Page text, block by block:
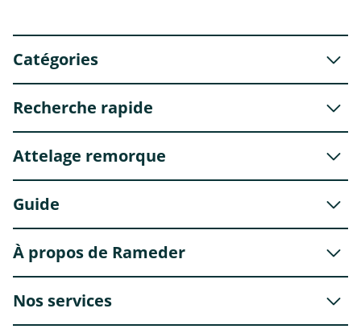
Catégories
Recherche rapide
Attelage remorque
Guide
À propos de Rameder
Nos services